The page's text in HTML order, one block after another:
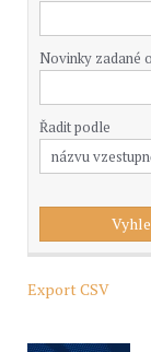
Novinky zadané
Řadit podle
Export CSV